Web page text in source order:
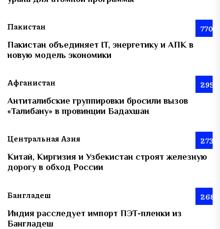
Пакистан 770
Пакистан объединяет IT, энергетику и АПК в
новую модель экономики
Афганистан 295
Антиталибские группировки бросили вызов
«Талибану» в провинции Бадахшан
Центральная Азия 273
Китай, Киргизия и Узбекистан строят железную
дорогу в обход России
Бангладеш 268
Индия расследует импорт ПЭТ-пленки из
Бангладеш